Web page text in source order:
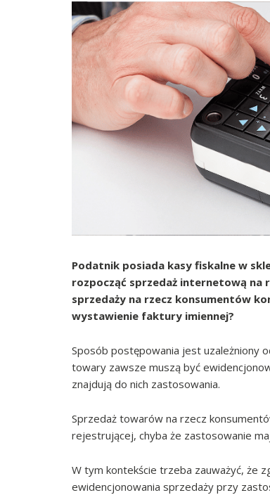
Podatnik posiada kasy fiskalne w
rozpocząć sprzedaż internetową na
sprzedaży na rzecz konsumentów
wystawienie faktury imiennej?
Sposób postępowania jest uzależniony
towary zawsze muszą być
znajdują do nich zastosowania.
Sprzedaż towarów na rzecz
rejestrującej, chyba że zastosowanie
W tym kontekście trzeba zauważyć, że
ewidencjonowania sprzedaży przy